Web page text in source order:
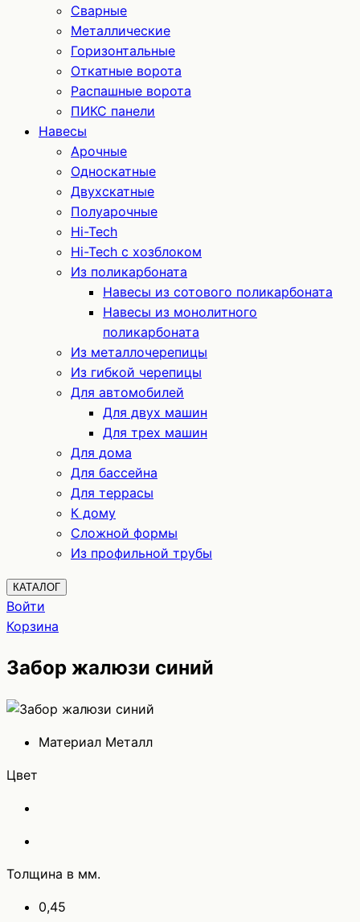
Сварные
Металлические
Горизонтальные
Откатные ворота
Распашные ворота
ПИКС панели
Навесы
Арочные
Односкатные
Двухскатные
Полуарочные
Hi-Tech
Hi-Tech с хозблоком
Из поликарбоната
Навесы из сотового поликарбоната
Навесы из монолитного
поликарбоната
Из металлочерепицы
Из гибкой черепицы
Для автомобилей
Для двух машин
Для трех машин
Для дома
Для бассейна
Для террасы
К дому
Сложной формы
Из профильной трубы
КАТАЛОГ
Войти
Корзина
Забор жалюзи синий
Материал Металл
Цвет
Толщина в мм.
0,45